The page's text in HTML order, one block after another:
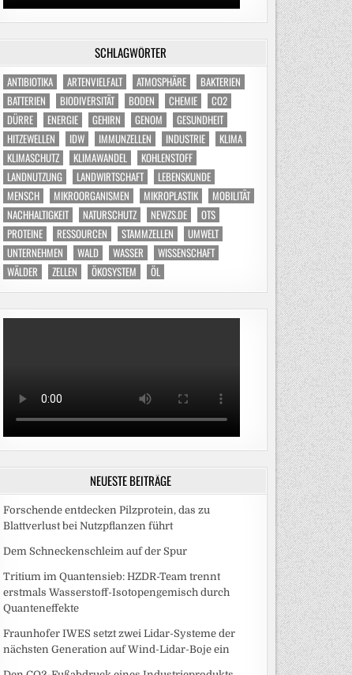
SCHLAGWÖRTER
ANTIBIOTIKA ARTENVIELFALT ATMOSPHÄRE
BAKTERIEN
BATTERIEN
BIODIVERSITÄT BODEN CHEMIE
CO2
DÜRRE
ENERGIE GEHIRN GENOM
GESUNDHEIT
HITZEWELLEN
IDW IMMUNZELLEN INDUSTRIE
KLIMA
KLIMASCHUTZ
KLIMAWANDEL
KOHLENSTOFF
LANDNUTZUNG
LANDWIRTSCHAFT
LEBENSKUNDE
MENSCH
MIKROORGANISMEN MIKROPLASTIK
MOBILITÄT
NACHHALTIGKEIT
NATURSCHUTZ NEWZS.DE
OTS
PROTEINE
RESSOURCEN STAMMZELLEN
UMWELT
UNTERNEHMEN
WALD WASSER
WISSENSCHAFT
WÄLDER
ZELLEN ÖKOSYSTEM ÖL
NEUESTE BEITRÄGE
Forschende entdecken Pilzprotein, das zu
Blattverlust bei Nutzpflanzen führt
Dem Schneckenschleim auf der Spur
Tritium im Quantensieb: HZDR-Team trennt
erstmals Wasserstoff-Isotopengemisch durch
Quanteneffekte
Fraunhofer IWES setzt zwei Lidar-Systeme der
nächsten Generation auf Wind-Lidar-Boje ein